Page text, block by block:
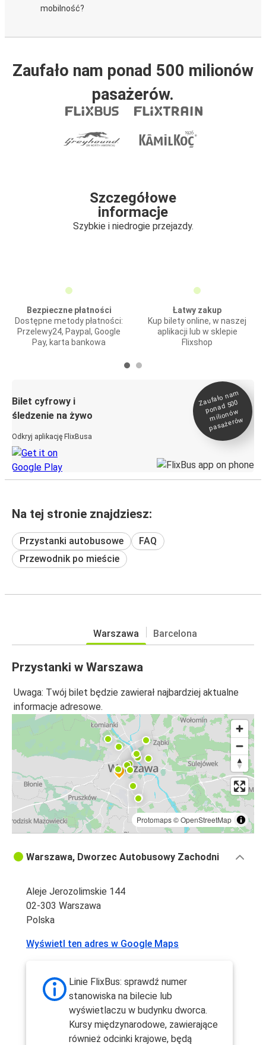
mobilność?
Zaufało nam ponad 500 milionów
pasażerów.
Szczegółowe
informacje
Szybkie i niedrogie przejazdy.
Bezpieczne płatności
Dostępne metody płatności:
Przelewy24, Paypal, Google
Pay, karta bankowa
Łatwy zakup
Kup bilety online, w naszej
aplikacji lub w sklepie
Flixshop
Bilet cyfrowy i
śledzenie na żywo
Odkryj aplikację FlixBusa
Zaufało na
m
ponad 500
milionó
w
pasażeró
w
Na tej stronie znajdziesz:
Przystanki autobusowe
FAQ
Przewodnik po mieście
Warszawa Barcelona
Przystanki w Warszawa
Uwaga: Twój bilet będzie zawierał najbardziej aktualne
informacje adresowe.
Protomaps©OpenStreetMap
Warszawa, Dworzec Autobusowy Zachodni
Aleje Jerozolimskie 144
02-303 Warszawa
Polska
Wyświetl ten adres w Google Maps
Linie FlixBus: sprawdź numer
stanowiska na bilecie lub
wyświetlaczu w budynku dworca.
Kursy międzynarodowe, zawierające
również odcinki krajowe, będą